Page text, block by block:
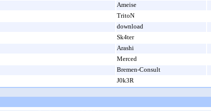
Ameise
TritoN
download
Sk4ter
Arashi
Merced
Bremen-Consult
J0k3R